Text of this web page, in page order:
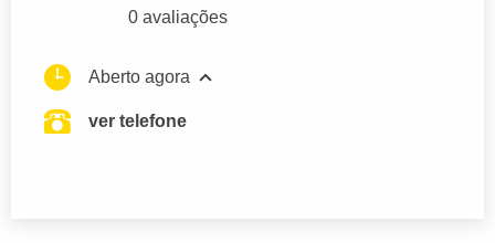
0 avaliações
Aberto agora
ver telefone